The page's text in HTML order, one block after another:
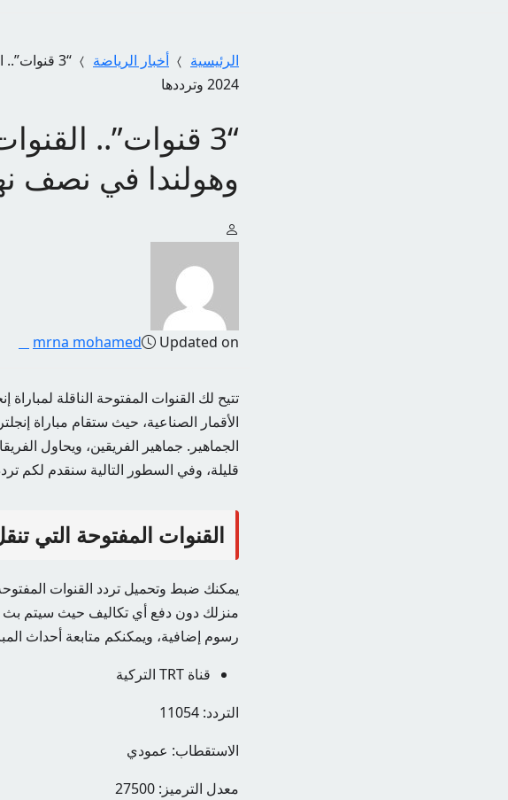
الرئيسية أخبار الرياضة
“3
2024 وترددها
“3 قنوات”..
وهولندا في نصف نهائي
mrna mohamed Updated on
تتيح لك القنوات المفتوحة الناقلة
الأقمار الصناعية، حيث ستقام مباراة
الجماهير. جماهير الفريقين، ويحاول
قليلة، وفي السطور التالية سنقدم لكم
القنوات المفتوحة التي
يمكنك ضبط وتحميل تردد القنوات المفتوحة
رسوم إضافية، ويمكنكم متابعة أحداث
قناة TRT التركية
التردد: 11054
الاستقطاب: عمودي
معدل الترميز: 27500